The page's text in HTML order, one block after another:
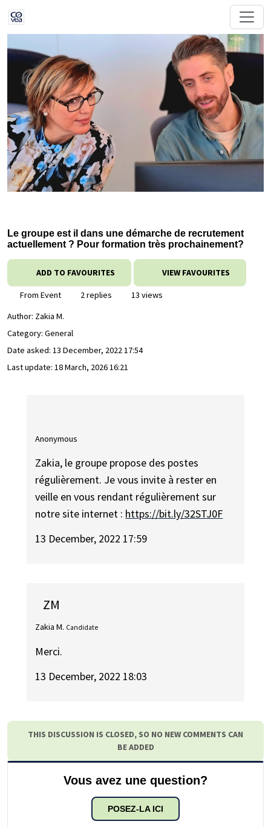
Le groupe est il dans une démarche de recrutement
actuellement ? Pour formation très prochainement?
ADD TO FAVOURITES VIEW FAVOURITES
From Event 2 replies
13 views
Author: Zakia M.
Category: General
Date asked: 13 December, 2022 17:54
Last update: 18 March, 2026 16:21
Anonymous
Zakia, le groupe propose des postes
régulièrement. Je vous invite à rester en
veille en vous rendant régulièrement sur
notre site internet : https://bit.ly/32STJ0F
13 December, 2022 17:59
ZM
Zakia M. Candidate
Merci.
13 December, 2022 18:03
THIS DISCUSSION IS CLOSED, SO NO NEW COMMENTS CAN
BE ADDED
Vous avez une question?
POSEZ-LA ICI